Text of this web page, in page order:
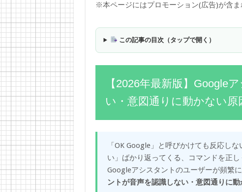
※本ページにはプロモーション(広告)が含ま
この記事の目次（タップで開く）
【2026年最新版】Google
い・意図通りに動かない原
「OK Google」と呼びかけても反応し
い」ばかり返ってくる、コマンドを正
Googleアシスタントのユーザーが頻繁
ントが音声を認識しない・意図通りに